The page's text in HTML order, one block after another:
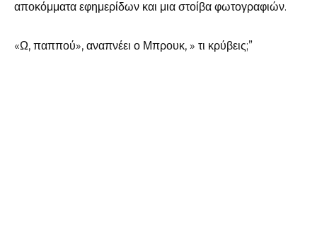
αποκόμματα εφημερίδων και μια στοίβα φωτογραφιών.
«Ω, παππού», αναπνέει ο Μπρουκ, » τι κρύβεις;”